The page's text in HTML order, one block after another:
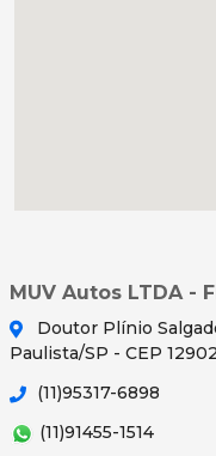
MUV Autos LTDA -
Doutor Plínio
Paulista/SP - CEP
(11)95317-6898
(11)91455-1514